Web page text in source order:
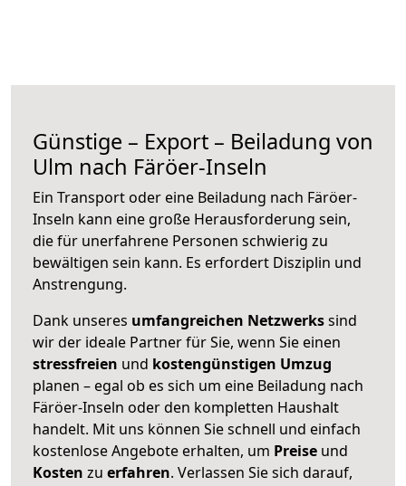
Günstige – Export – Beiladung von
Ulm nach Färöer-Inseln
Ein Transport oder eine Beiladung nach Färöer-
Inseln kann eine große Herausforderung sein,
die für unerfahrene Personen schwierig zu
bewältigen sein kann. Es erfordert Disziplin und
Anstrengung.
Dank unseres umfangreichen Netzwerkssind
wir der ideale Partner für Sie, wenn Sie einen
stressfreien und kostengünstigen Umzug
planen – egal ob es sich um eine Beiladung nach
Färöer-Inseln oder den kompletten Haushalt
handelt. Mit uns können Sie schnell und einfach
kostenlose Angebote erhalten, um Preise und
Kosten zu erfahren. Verlassen Sie sich darauf,